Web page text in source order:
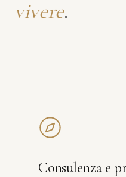
vivere.
Consulenza e